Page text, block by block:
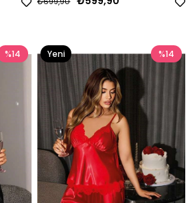
%14 %14
Yeni
Ürün